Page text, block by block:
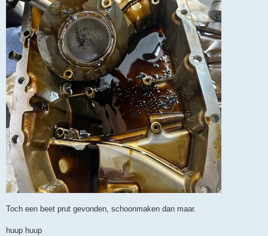
Toch een beet prut gevonden, schoonmaken dan maar.
huup huup